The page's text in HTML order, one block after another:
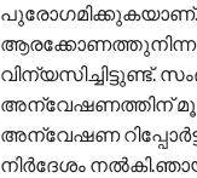
പുരോഗമിക്കുകയാണ്.
വിന്യസിച്ചിട്ടുണ്ട്.
അന്വേഷണത്തിന്
അന്വേഷണ
നിർദേശം